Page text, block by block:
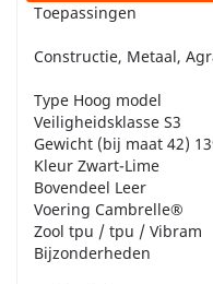
Toepassingen
Constructie, Metaal,
Type Hoog model
Veiligheidsklasse S3
Gewicht (bij maat 42)
Kleur Zwart-Lime
Bovendeel Leer
Voering Cambrelle®
Zool tpu / tpu / Vibram
Bijzonderheden